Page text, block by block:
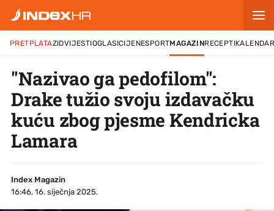
PRETPLATAZIDVIJESTIOGLASICIJENESPORTMAGAZINRECEPTI
"Nazivao ga pedofilom":
Drake tužio svoju izdavačku
kuću zbog pjesme Kendricka
Lamara
Index Magazin
16:46, 16. siječnja 2025.